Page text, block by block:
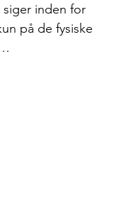
inden for
på de fysiske